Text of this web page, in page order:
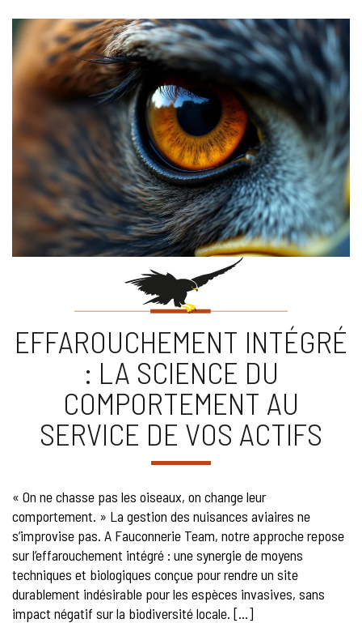
EFFAROUCHEMENT INTÉGRÉ
: LA SCIENCE DU
COMPORTEMENT AU
SERVICE DE VOS ACTIFS
« On ne chasse pas les oiseaux, on change leur
comportement. » La gestion des nuisances aviaires ne
s’improvise pas. A Fauconnerie Team, notre approche repose
sur l’effarouchement intégré : une synergie de moyens
techniques et biologiques conçue pour rendre un site
durablement indésirable pour les espèces invasives, sans
impact négatif sur la biodiversité locale. […]